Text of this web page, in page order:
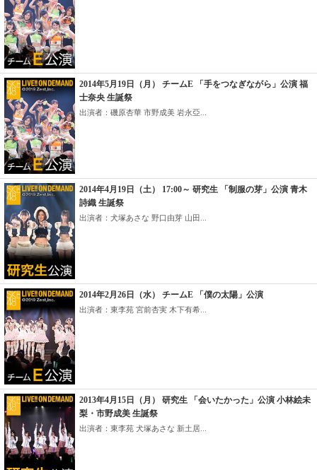
2014年5月19日（月） チームE 「手をつなぎながら」公演 福
士奈央 生誕祭
出演者：磯原杏華 市野成美 岩永亞...
2014年4月19日（土） 17:00～ 研究生 「制服の芽」公演 青木
詩織 生誕祭
出演者：犬塚あさな 野口由芽 山田...
2014年2月26日（水） チームE 「僕の太陽」公演
出演者：東李苑 宮前杏実 木下有希...
2013年4月15日（月） 研究生 「会いたかった」公演 小林絵未
梨・市野成美 生誕祭
出演者：東李苑 犬塚あさな 新土居...